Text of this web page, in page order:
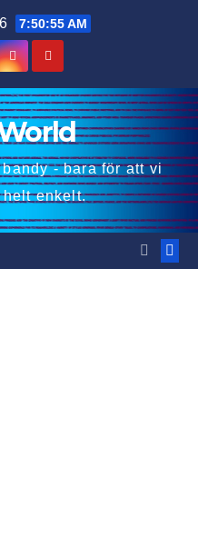
7:50:55 AM
- bara för att vi
enkelt.